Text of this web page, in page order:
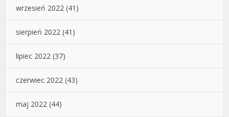
wrzesień 2022 (41)
sierpień 2022 (41)
lipiec 2022 (37)
czerwiec 2022 (43)
maj 2022 (44)